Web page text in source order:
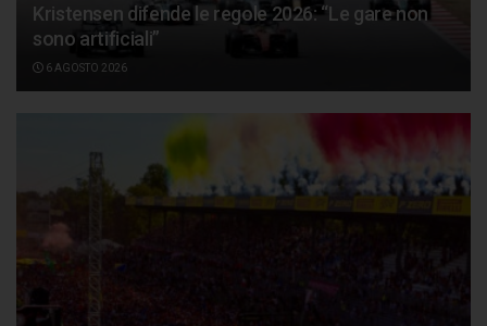
Kristensen difende le regole 2026: “Le gare non
sono artificiali”
6 AGOSTO 2026